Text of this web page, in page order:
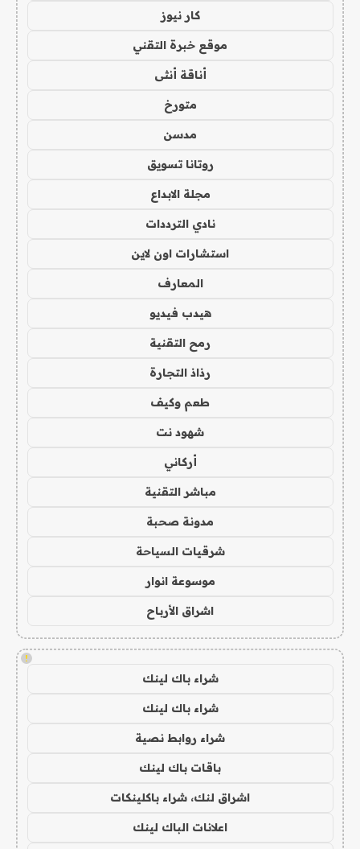
كار نيوز
موقع خبرة التقني
أناقة أنثى
متورخ
مدسن
روتانا تسويق
مجلة الابداع
نادي الترددات
استشارات اون لاين
المعارف
هيدب فيديو
رمح التقنية
رذاذ التجارة
طعم وكيف
شهود نت
أركاني
مباشر التقنية
مدونة صحبة
شرقيات السياحة
موسوعة انوار
اشراق الأرباح
!
شراء باك لينك
شراء باك لينك
شراء روابط نصية
باقات باك لينك
اشراق لنك، شراء باكلينكات
اعلانات الباك لينك